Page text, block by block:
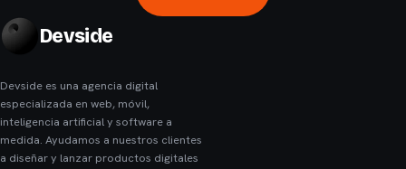
Devside
Devside es una agencia digital
especializada en web, móvil,
inteligencia artificial y software a
medida. Ayudamos a nuestros clientes
a diseñar y lanzar productos digitales